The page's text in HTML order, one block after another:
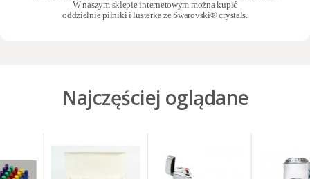
W naszym sklepie internetowym można kupić
oddzielniepilniki ilusterkaze Swarovski® crystals.
Najczęściej oglądane